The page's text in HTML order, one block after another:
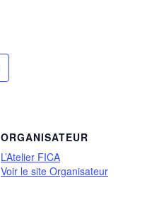
ORGANISATEUR
L’Atelier FICA
Voir le site Organisateur